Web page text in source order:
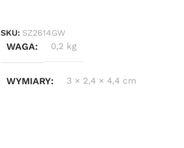
SKU: SZ2614GW
WAGA 0,2 kg
WYMIARY 3 × 2,4 × 4,4 cm